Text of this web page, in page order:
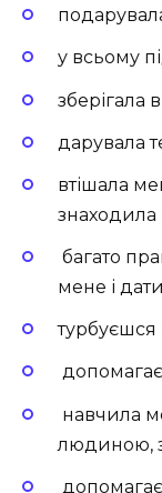
у всьому
зберігала
дарувала
втішала
знаходила
багато
мене і
навчила
людиною,